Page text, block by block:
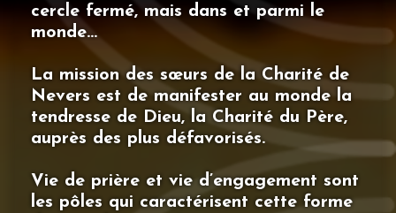
cercle fermé, mais dans et parmi le
monde…
La mission des sœurs de la Charité de
Nevers est de manifester au monde la
tendresse de Dieu, la Charité du Père,
auprès des plus défavorisés.
Vie de prière et vie d’engagement sont
les pôles qui caractérisent cette forme